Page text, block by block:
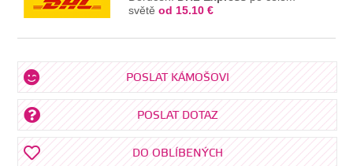
světěod 15.10 €
POSLAT KÁMOŠOVI
POSLAT DOTAZ
DO OBLÍBENÝCH